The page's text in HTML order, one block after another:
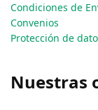
Condiciones de
Convenios
Protección de
Nuestras